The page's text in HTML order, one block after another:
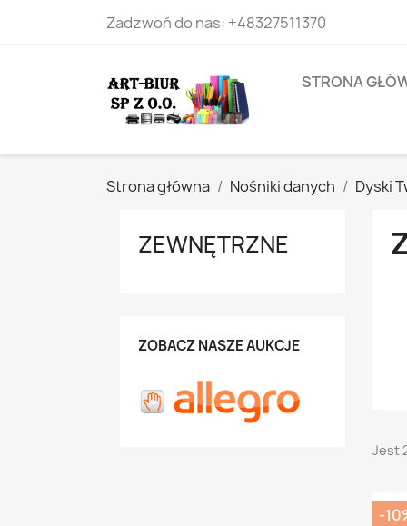
Zadzwoń do nas: +48327511370
STRONA
Strona główna Nośniki danych Dyski
ZEWNĘTRZNE
ZOBACZ NASZE AUKCJE
Jest
-